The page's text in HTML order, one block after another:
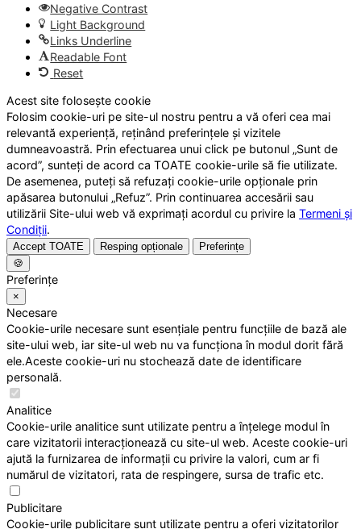
Negative Contrast
Light Background
Links Underline
Readable Font
Reset
Acest site folosește cookie
Folosim cookie-uri pe site-ul nostru pentru a vă oferi cea mai
relevantă experiență, reținând preferințele și vizitele
dumneavoastră. Prin efectuarea unui click pe butonul „Sunt de
acord”, sunteți de acord ca TOATE cookie-urile să fie utilizate.
De asemenea, puteți să refuzați cookie-urile opționale prin
apăsarea butonului „Refuz”. Prin continuarea accesării sau
utilizării Site-ului web vă exprimați acordul cu privire la Termeni și
Condiții.
Accept TOATE Resping opționale
Preferințe
🍪
Preferințe
×
Necesare
Cookie-urile necesare sunt esențiale pentru funcțiile de bază ale
site-ului web, iar site-ul web nu va funcționa în modul dorit fără
ele.Aceste cookie-uri nu stochează date de identificare
personală.
Analitice
Cookie-urile analitice sunt utilizate pentru a înțelege modul în
care vizitatorii interacționează cu site-ul web. Aceste cookie-uri
ajută la furnizarea de informații cu privire la valori, cum ar fi
numărul de vizitatori, rata de respingere, sursa de trafic etc.
Publicitare
Cookie-urile publicitare sunt utilizate pentru a oferi vizitatorilor